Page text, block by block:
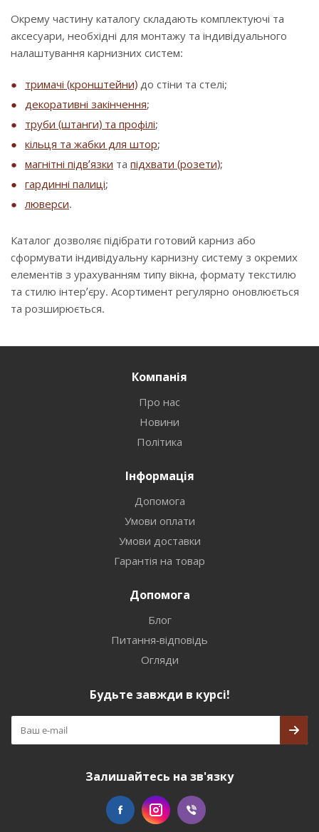
Окрему частину каталогу складають комплектуючі та
аксесуари, необхідні для монтажу та індивідуального
налаштування карнизних систем:
тримачі (кронштейни) до стіни та стелі;
декоративні закінчення;
труби (штанги) та профілі;
кільця та жабки для штор;
магнітні підв’язки та підхвати (розети);
гардинні палиці;
люверси.
Каталог дозволяє підібрати готовий карниз або
сформувати індивідуальну карнизну систему з окремих
елементів з урахуванням типу вікна, формату текстилю
та стилю інтер’єру. Асортимент регулярно оновлюється
та розширюється.
Компанія
Про нас
Новини
Політика
Інформація
Допомога
Умови оплати
Умови доставки
Гарантія на товар
Допомога
Блог
Питання-відповідь
Огляди
Будьте завжди в курсі!
Залишайтесь на зв'язку